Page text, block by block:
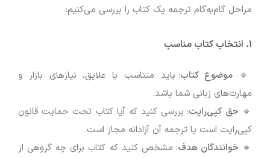
مراحل گام‌به‌گام ترجمه یک کتاب را بررسی می‌کنیم:
۱. انتخاب کتاب مناسب
🔹 موضوع کتاب: باید متناسب با علایق، نیازهای بازار و
مهارت‌های زبانی شما باشد.
🔹 حق کپی‌رایت: بررسی کنید که آیا کتاب تحت حمایت قانون
کپی‌رایت است یا ترجمه آن آزادانه مجاز است.
🔹 خوانندگان هدف: مشخص کنید که کتاب برای چه گروهی از